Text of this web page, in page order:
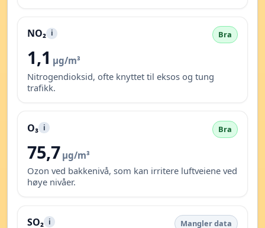
NO₂ i Bra
1,1 µg/m³
Nitrogendioksid, ofte knyttet til eksos og tung
trafikk.
O₃ i Bra
75,7 µg/m³
Ozon ved bakkenivå, som kan irritere luftveiene ved
høye nivåer.
SO₂ i Mangler data